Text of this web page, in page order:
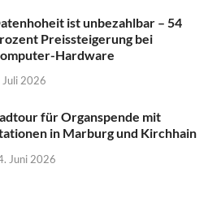
ist unbezahlbar – 54
Preissteigerung bei
Hardware
Juli 2026
für Organspende mit
in Marburg und Kirchhain
Juni 2026